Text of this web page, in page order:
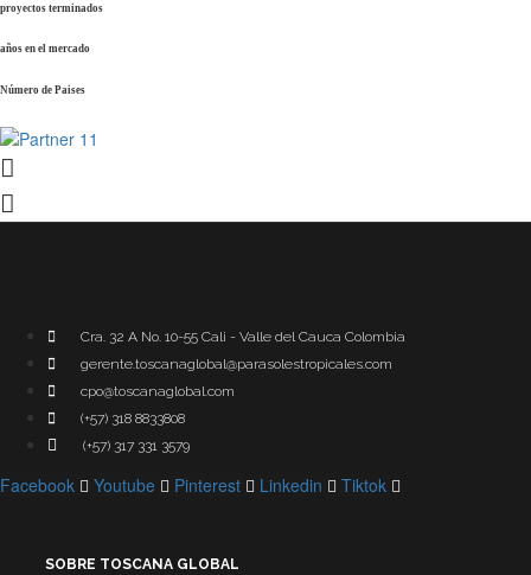
proyectos terminados
años en el mercado
Número de Paises
Cra. 32 A No. 10-55 Cali - Valle del Cauca Colombia
gerente.toscanaglobal@parasolestropicales.com
cpo@toscanaglobal.com
(+57) 318 8833808
(+57) 317 331 3579
Facebook Youtube Pinterest Linkedin Tiktok
SOBRE TOSCANA GLOBAL